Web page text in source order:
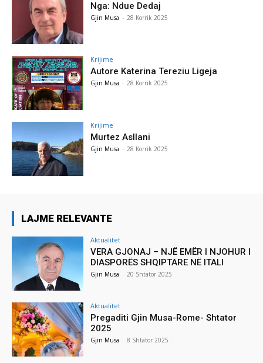
Nga: Ndue Dedaj
Gjin Musa - 28 Korrik 2025
Krijime
Autore Katerina Tereziu Ligeja
Gjin Musa - 28 Korrik 2025
Krijime
Murtez Asllani
Gjin Musa - 28 Korrik 2025
LAJME RELEVANTE
Aktualitet
VERA GJONAJ – NJË EMËR I NJOHUR I
DIASPORËS SHQIPTARE NË ITALI
Gjin Musa - 20 Shtator 2025
Aktualitet
Pregaditi Gjin Musa-Rome- Shtator
2025
Gjin Musa - 8 Shtator 2025